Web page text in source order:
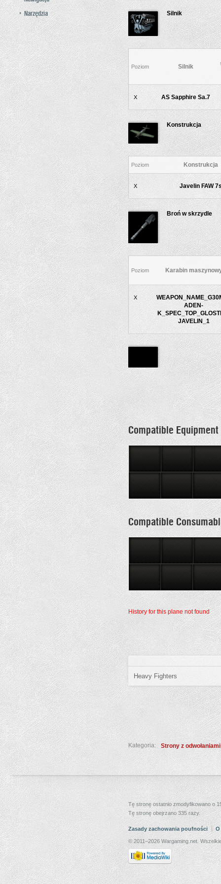
Narzędzia
Silnik
Poziom Silnik
X AS Sapphire Sa.7
Konstrukcja
Poziom Konstrukcja
X Javelin FAW
Broń w skrzydle
Poziom Karabin
X
ADEN-
JAVELIN_1
Compatible Equipment
Compatible
History for this plane not found
Heavy Fighters
Kategoria: Strony z
Tę stronę ostatnio zmodyfikowano o
Tę stronę obejrzano 335 razy.
Zasady zachowania poufności O
© 2011–2026 Wargaming.net.